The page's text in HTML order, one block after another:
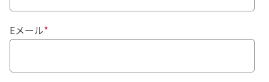
１．使用権の許諾
めの非独占的使用権を許諾します。
Eメール*